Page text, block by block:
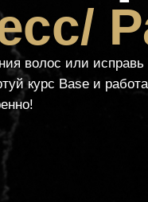
волос или исправь
курс Base и